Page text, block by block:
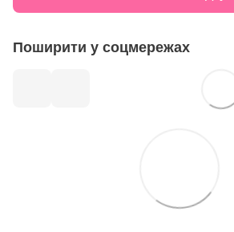
Поширити у соцмережах